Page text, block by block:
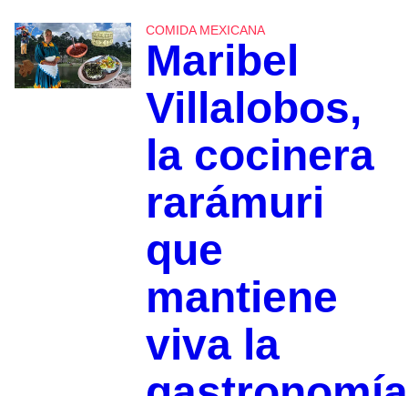
COMIDA MEXICANA
Maribel
Villalobos,
la cocinera
rarámuri
que
mantiene
viva la